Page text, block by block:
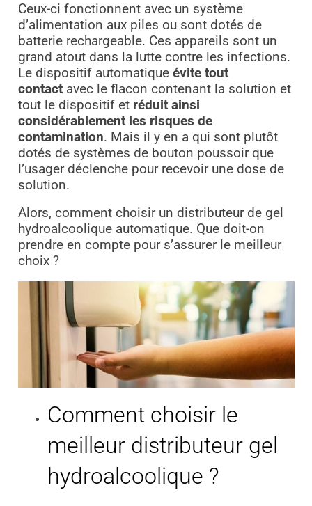
Ceux-ci fonctionnent avec un système
d’alimentation aux piles ou sont dotés de
batterie rechargeable. Ces appareils sont un
grand atout dans la lutte contre les infections.
Le dispositif automatique évite tout
contactavec le flacon contenant la solution et
tout le dispositif et réduit ainsi
considérablement les risques de
contamination. Mais il y en a qui sont plutôt
dotés de systèmes de bouton poussoir que
l’usager déclenche pour recevoir une dose de
solution.
Alors, comment choisir un distributeur de gel
hydroalcoolique automatique. Que doit-on
prendre en compte pour s’assurer le meilleur
choix ?
Comment choisir le
meilleur distributeur gel
hydroalcoolique ?